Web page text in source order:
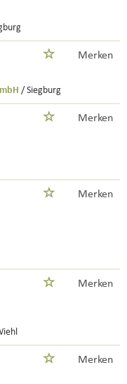
Merken
/ Siegburg
Merken
Merken
Merken
Merken